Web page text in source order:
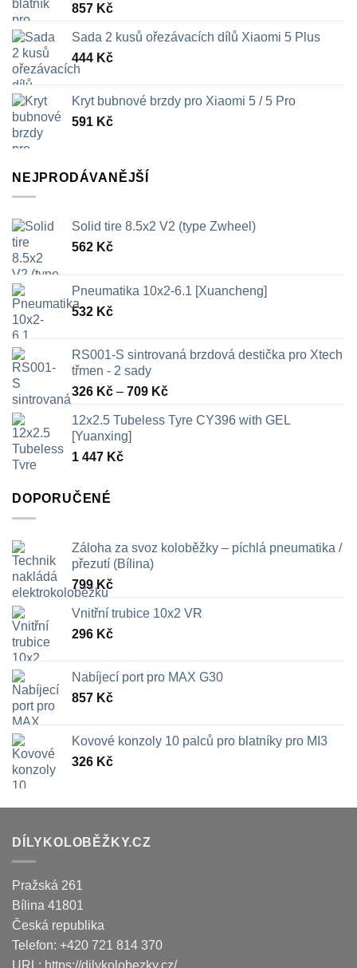
857 Kč
Sada 2 kusů ořezávacích dílů Xiaomi 5 Plus
444 Kč
Kryt bubnové brzdy pro Xiaomi 5 / 5 Pro
591 Kč
NEJPRODÁVANĚJŠÍ
Solid tire 8.5x2 V2 (type Zwheel)
562 Kč
Pneumatika 10x2-6.1 [Xuancheng]
532 Kč
RS001-S sintrovaná brzdová destička pro Xtech
třmen - 2 sady
326 Kč – 709 KčRozpětí
326 Kč
12x2.5 Tubeless Tyre CY396 with GEL
[Yuanxing]
1 447 Kč
DOPORUČENÉ
Záloha za svoz koloběžky – píchlá pneumatika /
přezutí (Bílina)
799Kč
Vnitřní trubice 10x2 VR
296 Kč
Nabíjecí port pro MAX G30
857 Kč
Kovové konzoly 10 palců pro blatníky pro MI3
326 Kč
DÍLYKOLOBĚŽKY.CZ
Pražská 261
Bílina 41801
Česká republika
Telefon: +420 721 814 370